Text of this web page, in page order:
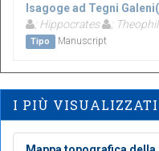
Isagoge ad Tegni
; Hippocrates
;
Tipo Manuscript
I PIÙ VISUALIZZATI